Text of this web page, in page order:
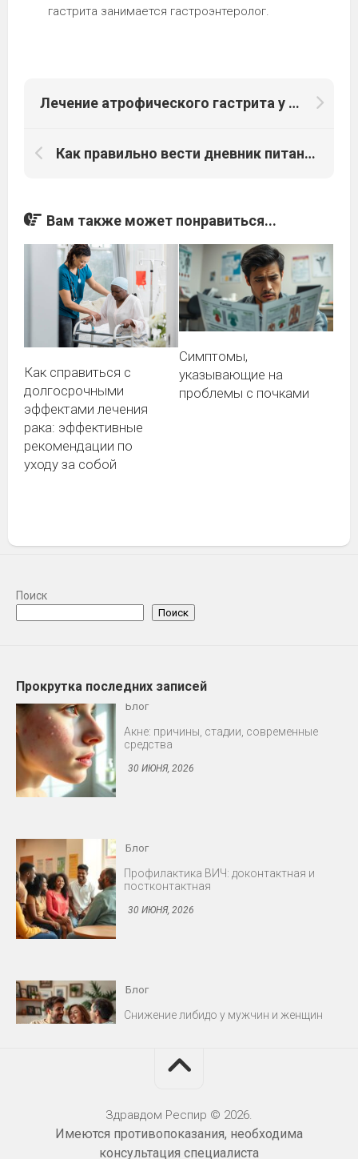
гастрита занимается гастроэнтеролог.
Лечение атрофического гастрита у детей: что нужно знать
Как правильно вести дневник питания при атрофическом гастрите
Вам также может понравиться...
Как справиться с
долгосрочными
эффектами лечения
рака: эффективные
рекомендации по
уходу за собой
Симптомы,
указывающие на
проблемы с почками
Поиск
Поиск
Прокрутка последних записей
Блог
Профилактика ВИЧ: доконтактная и
постконтактная
Блог
Снижение либидо у мужчин и женщин
30 ИЮНЯ, 2026
30 ИЮНЯ, 2026
Блог
Здравдом Респир © 2026.
Имеются противопоказания, необходима
консультация специалиста